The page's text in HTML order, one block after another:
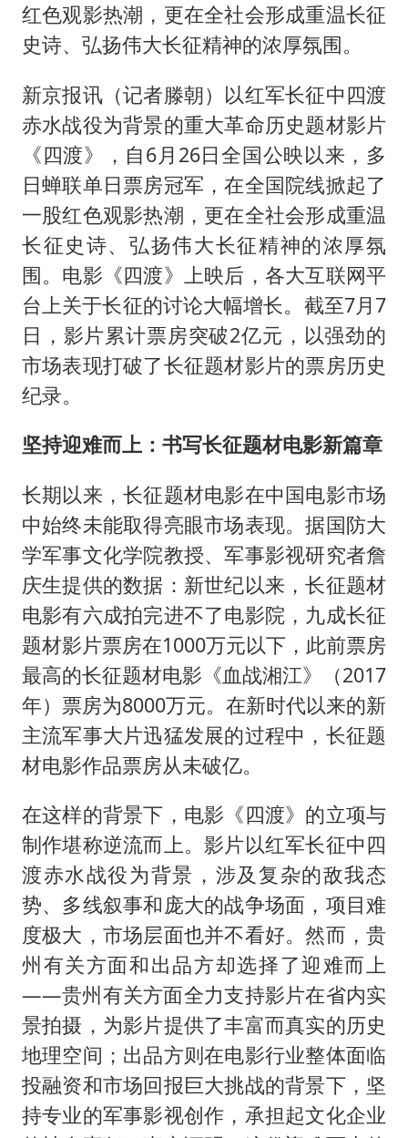
红色观影热潮，更在全社会形成重温长征
史诗、弘扬伟大长征精神的浓厚氛围。
新京报讯（记者滕朝）以红军长征中四渡
赤水战役为背景的重大革命历史题材影片
《四渡》，自6月26日全国公映以来，多
日蝉联单日票房冠军，在全国院线掀起了
一股红色观影热潮，更在全社会形成重温
长征史诗、弘扬伟大长征精神的浓厚氛
围。电影《四渡》上映后，各大互联网平
台上关于长征的讨论大幅增长。截至7月7
日，影片累计票房突破2亿元，以强劲的
市场表现打破了长征题材影片的票房历史
纪录。
坚持迎难而上：书写长征题材电影新篇章
长期以来，长征题材电影在中国电影市场
中始终未能取得亮眼市场表现。据国防大
学军事文化学院教授、军事影视研究者詹
庆生提供的数据：新世纪以来，长征题材
电影有六成拍完进不了电影院，九成长征
题材影片票房在1000万元以下，此前票房
最高的长征题材电影《血战湘江》（2017
年）票房为8000万元。在新时代以来的新
主流军事大片迅猛发展的过程中，长征题
材电影作品票房从未破亿。
在这样的背景下，电影《四渡》的立项与
制作堪称逆流而上。影片以红军长征中四
渡赤水战役为背景，涉及复杂的敌我态
势、多线叙事和庞大的战争场面，项目难
度极大，市场层面也并不看好。然而，贵
州有关方面和出品方却选择了迎难而上
——贵州有关方面全力支持影片在省内实
景拍摄，为影片提供了丰富而真实的历史
地理空间；出品方则在电影行业整体面临
投融资和市场回报巨大挑战的背景下，坚
持专业的军事影视创作，承担起文化企业